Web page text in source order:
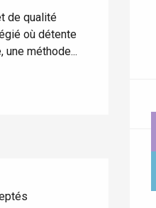
de qualité
où détente
méthode...